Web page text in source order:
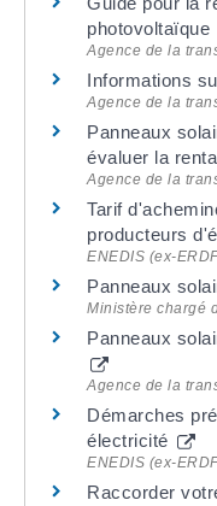
photovoltaïque
Agence de la
Informations
Agence de la
Panneaux
évaluer la
Agence de la
Tarif
producteurs
ENEDIS (ex-
Panneaux
Ministère chargé
Panneaux
Agence de la
Démarches
électricité
ENEDIS (ex-
Raccorder